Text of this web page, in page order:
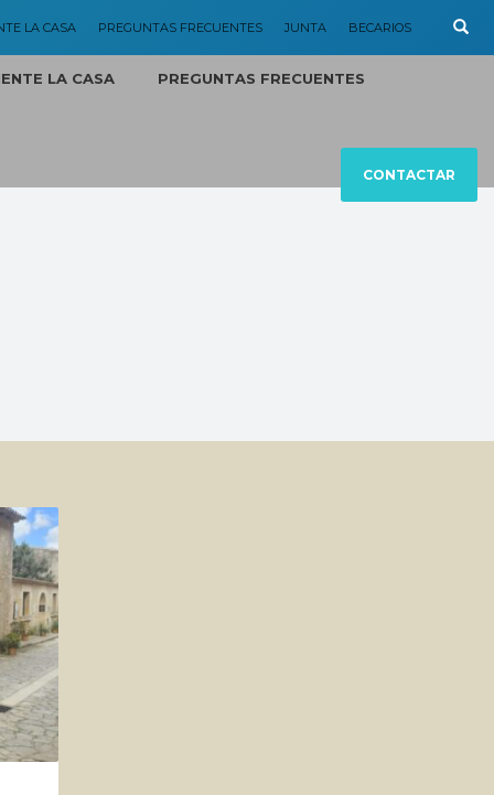
LA CASA PREGUNTAS FRECUENTES JUNTA BECARIOS
LA CASA PREGUNTAS FRECUENTES
CONTACTAR